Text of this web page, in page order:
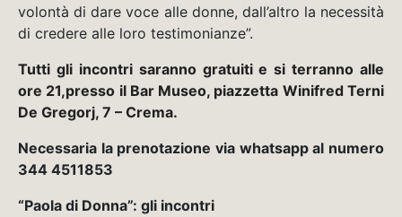
volontà di dare voce alle donne, dall’altro la necessità
di credere alle loro testimonianze”.
Tutti gli incontri saranno gratuiti e si terranno alle
ore 21,presso il Bar Museo, piazzetta Winifred Terni
De Gregorj, 7 – Crema.
Necessaria la prenotazione via whatsapp al numero
344 4511853
“Paola di Donna”: gli incontri